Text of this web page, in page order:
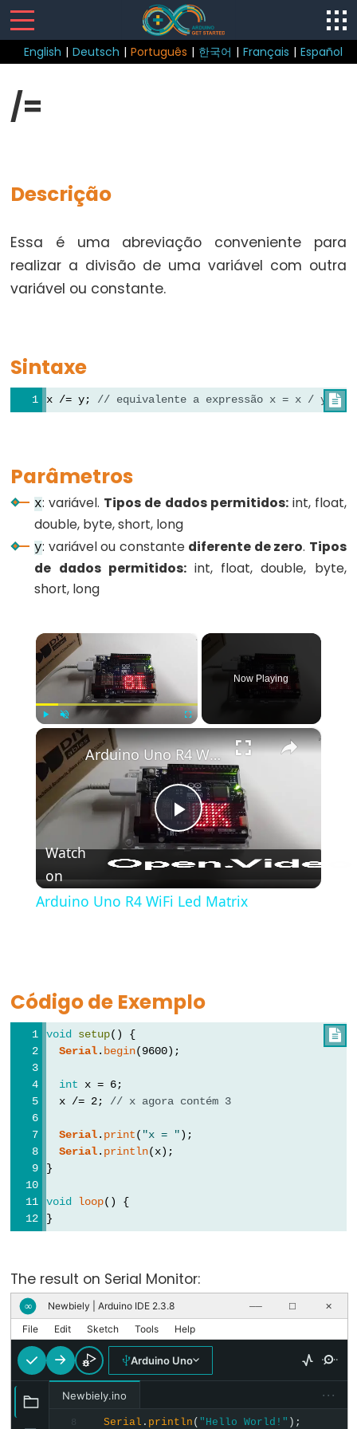
English | Deutsch | Português | 한국어 | Français | Español
loop()
Structure
break
else
goto
switch...case
while
Further
(comentário
bloco)
(chaves)
#define
(define)
(include)
(ponto
Data
Types
vetor
bool
boolean
byte
char
int
long
short
size_t
string
String()
/=
Descrição
Essa é uma abreviação conveniente para
realizar a divisão de uma variável com outra
variável ou constante.
Sintaxe

x /= y; // equivalente a expressão x = x / y;
Parâmetros
x: variável. Tipos de dados permitidos:int, float,
double, byte, short, long
y: variável ou constante diferente de zero. Tipos
de dados permitidos:int, float, double, byte,
short, long
Unmute
Now Playing
×
Play
Arduino Uno R4 WiFi Led Matrix
Watch
on
Arduino Uno R4 WiFi Led Matrix
Código de Exemplo

void setup() {
Serial. begin(9600);
int x = 6;
  x /= 2;
// x agora contém 3
Serial. print( "x = ");
Serial. println(x);
}
void loop() {
}
The result on Serial Monitor:
∞ Newbiely | Arduino IDE 2.3.8 ── ☐ ✕
File Edit Sketch Tools Help
Arduino Uno
Newbiely.ino ···
8 Serial . println ( "Hello World!" );